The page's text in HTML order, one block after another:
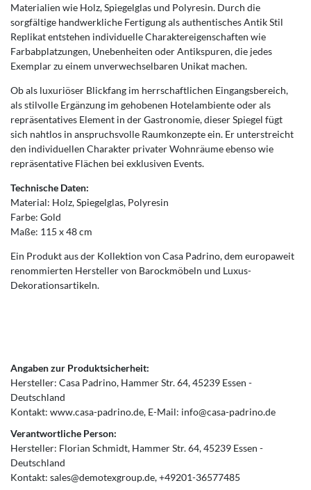
Materialien wie Holz, Spiegelglas und Polyresin. Durch die
sorgfältige handwerkliche Fertigung als authentisches Antik Stil
Replikat entstehen individuelle Charaktereigenschaften wie
Farbabplatzungen, Unebenheiten oder Antikspuren, die jedes
Exemplar zu einem unverwechselbaren Unikat machen.
Ob als luxuriöser Blickfang im herrschaftlichen Eingangsbereich,
als stilvolle Ergänzung im gehobenen Hotelambiente oder als
repräsentatives Element in der Gastronomie, dieser Spiegel fügt
sich nahtlos in anspruchsvolle Raumkonzepte ein. Er unterstreicht
den individuellen Charakter privater Wohnräume ebenso wie
repräsentative Flächen bei exklusiven Events.
Technische Daten:
Material: Holz, Spiegelglas, Polyresin
Farbe: Gold
Maße: 115 x 48 cm
Ein Produkt aus der Kollektion von Casa Padrino, dem europaweit
renommierten Hersteller von Barockmöbeln und Luxus-
Dekorationsartikeln.
Angaben zur Produktsicherheit:
Hersteller: Casa Padrino Hammer Str.64 45239 Essen
Deutschland
Kontakt: www.casa-padrino.de E-Mail: info@casa-padrino.de
Verantwortliche Person:
Hersteller: Florian Schmidt Hammer Str.64 45239 Essen
Deutschland
Kontakt: sales@demotexgroup.de +49201-36577485